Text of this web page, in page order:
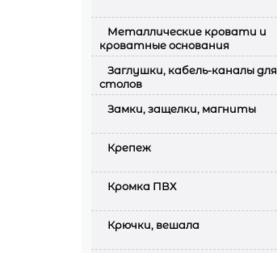
Металлические кровати и
кроватные основания
Заглушки, кабель-каналы для
столов
Замки, защелки, магниты
Крепеж
Кромка ПВХ
Крючки, вешала